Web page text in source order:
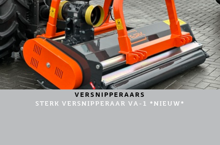
VERSNIPPERAARS
STERK VERSNIPPERAAR VA-1 *NIEUW*